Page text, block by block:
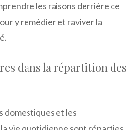
les raisons derrière ce
y remédier et raviver la
dans la répartition des
domestiques et les